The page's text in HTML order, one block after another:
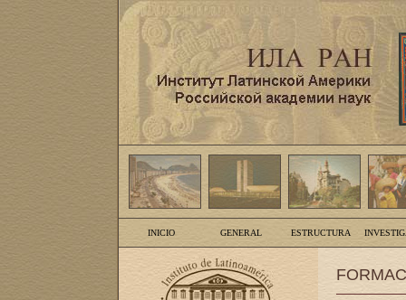
INICIO GENERAL ESTRUCTURA